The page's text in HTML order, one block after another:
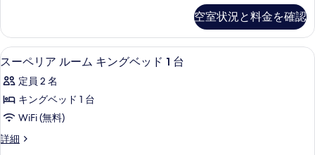
ト
の
す
べ
て
の
写
ス
イ
ー
の
詳
空室状況と料金を確認
ス
ー
ペ
リ
ア
ル
高級寝具、ミニバー、セーフティボ
4
スーペリア ルーム キングベッド 1 台
定員 2 名
キングベッド 1 台
WiFi (無料)
詳細
ス